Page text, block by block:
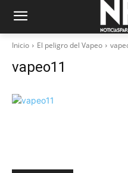
Inicio El peligro del Vapeo
vapeo11